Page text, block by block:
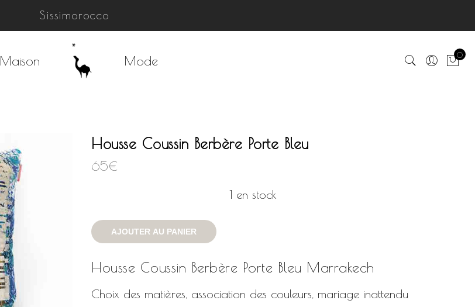
Sissimorocco
Maison Mode 0
Housse Coussin Berbère Porte Bleu
65€
1 en stock
AJOUTER AU PANIER
Housse Coussin Berbère Porte Bleu Marrakech
Choix des matières, association des couleurs, mariage inattendu